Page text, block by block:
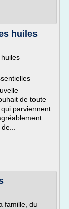
huiles
de toute
parviennent
famille, du